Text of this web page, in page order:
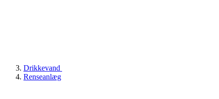
Drikkevand
Renseanlæg